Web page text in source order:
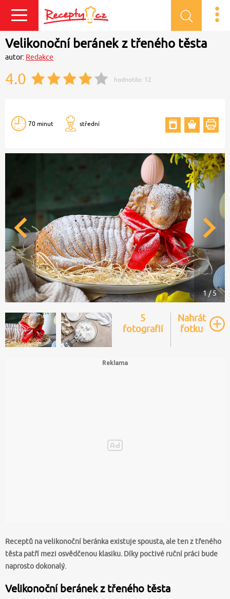
Velikonoční beránek z třeného těsta
autor: Redakce
4.0 hodnotilo: 12
70 minut střední
1 / 5
5
fotografií
Nahrát
fotku
Receptů na velikonoční beránka existuje spousta, ale ten z třeného
těsta patří mezi osvědčenou klasiku. Díky poctivé ruční práci bude
naprosto dokonalý.
Velikonoční beránek z třeného těsta